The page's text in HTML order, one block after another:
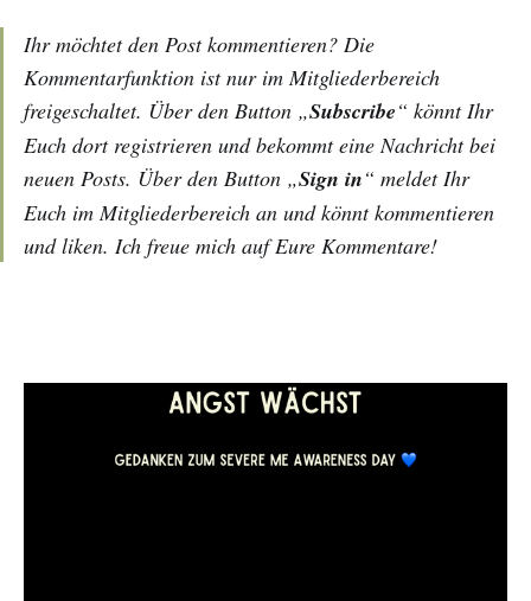
Ihr möchtet den Post kommentieren? Die
Kommentarfunktion ist nur im Mitgliederbereich
freigeschaltet. Über den Button „Subscribe“ könnt Ihr
Euch dort registrieren und bekommt eine Nachricht bei
neuen Posts. Über den Button „Sign in“ meldet Ihr
Euch im Mitgliederbereich an und könnt kommentieren
und liken. Ich freue mich auf Eure Kommentare!